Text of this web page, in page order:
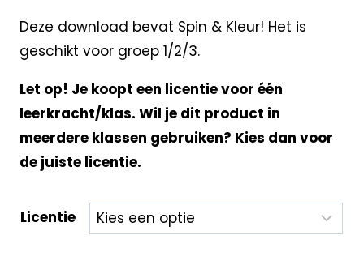
Deze download bevat Spin & Kleur! Het is
geschikt voor groep 1/2/3.
Let op! Je koopt een licentie voor één
leerkracht/klas. Wil je dit product in
meerdere klassen gebruiken? Kies dan voor
de juiste licentie.
Licentie